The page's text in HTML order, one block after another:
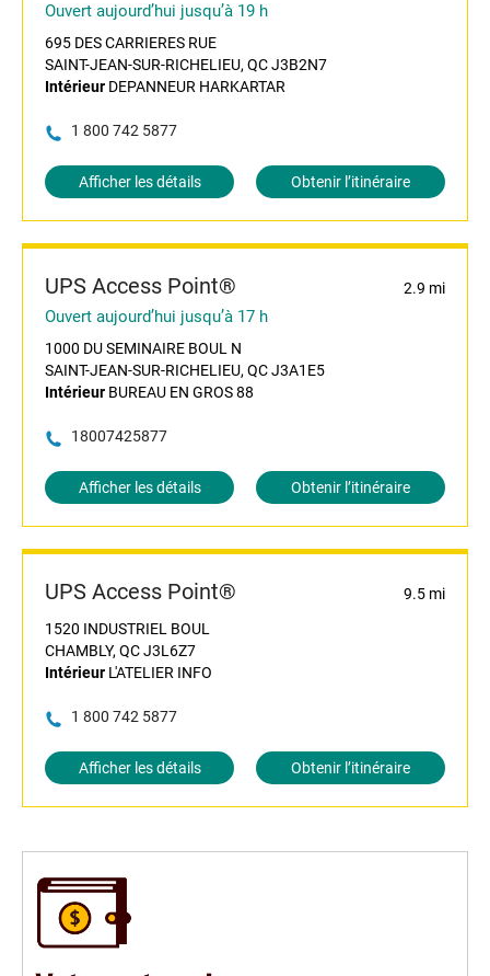
Ouvert aujourd’hui jusqu’à 19 h
695 DES CARRIERES RUE
SAINT-JEAN-SUR-RICHELIEU, QC J3B2N7
Intérieur DEPANNEUR HARKARTAR
1 800 742 5877
Afficher les détails Obtenir l’itinéraire
UPS Access Point® 2.9 mi
Ouvert aujourd’hui jusqu’à 17 h
1000 DU SEMINAIRE BOUL N
SAINT-JEAN-SUR-RICHELIEU, QC J3A1E5
Intérieur BUREAU EN GROS 88
18007425877
Afficher les détails Obtenir l’itinéraire
UPS Access Point®
9.5 mi
1520 INDUSTRIEL BOUL
CHAMBLY, QC J3L6Z7
Intérieur L'ATELIER INFO
1 800 742 5877
Afficher les détails Obtenir l’itinéraire